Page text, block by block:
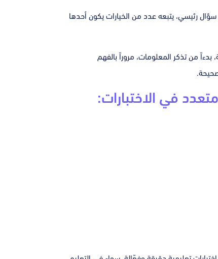
سؤال رئيسي، يتبعه عدد من الخيارات يكون أحدها
من تذكر المعلومات، مروراً بالفهم
صحيحة.
في الاختبارات: